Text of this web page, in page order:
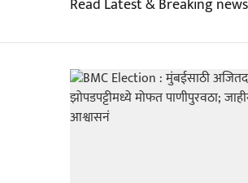
Read Latest & Breaking